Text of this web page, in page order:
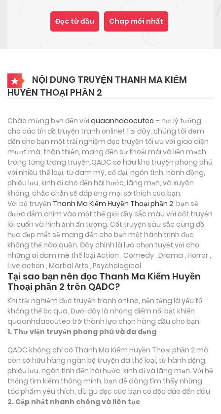
Đọc từ đầu Chap mới nhất
NỘI DUNG TRUYỆN THANH MA KIẾM
HUYỀN THOẠI PHẦN 2
Chào mừng bạn đến với quaanhdaocuteo – nơi lý tưởng
cho các tín đồ truyện tranh online! Tại đây, chúng tôi đem
đến cho bạn một trải nghiệm đọc truyện tối ưu với giao diện
mượt mà, thân thiện, mang đến sự thoải mái và liền mạch
trong từng trang truyện.QADC sở hữu kho truyện phong phú
với nhiều thể loại, từ đam mỹ, cổ đại, ngôn tình, hành động,
phiêu lưu, kinh dị cho đến hài hước, lãng mạn, và xuyên
không, chắc chắn sẽ đáp ứng mọi sở thích của bạn.
Với bộ truyện Thanh Ma Kiếm Huyền Thoại phần 2, bạn sẽ
được đắm chìm vào một thế giới đầy sắc màu với cốt truyện
lôi cuốn và hình ảnh ấn tượng. Cốt truyện sâu sắc cùng đồ
họa đẹp mắt sẽ mang đến cho bạn một hành trình đọc
không thể nào quên. Đây chính là lựa chọn tuyệt vời cho
những ai đam mê thể loại Action , Comedy , Drama , Horror ,
Live action , Martial Arts , Psychological
Tại sao bạn nên đọc Thanh Ma Kiếm Huyền
Thoại phần 2 trên QADC?
Khi trải nghiệm đọc truyện tranh online, nền tảng là yếu tố
không thể bỏ qua. Dưới đây là những điểm nổi bật khiến
quaanhdaocuteo trở thành lựa chọn hàng đầu cho bạn:
1. Thư viện truyện phong phú và đa dạng
QADC không chỉ có Thanh Ma Kiếm Huyền Thoại phần 2 mà
còn sở hữu hàng ngàn bộ truyện đa thể loại, từ hành động,
phiêu lưu, ngôn tình đến hài hước, kinh dị và lãng mạn. Với hệ
thống tìm kiếm thông minh, bạn dễ dàng tìm thấy những
tác phẩm yêu thích, dù gu đọc của bạn có độc đáo đến đâu
2. Cập nhật nhanh chóng và liên tục